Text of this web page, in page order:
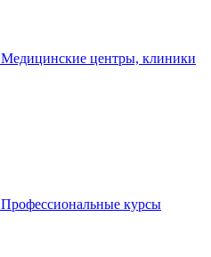
Медицинские центры, клиники
Профессиональные курсы